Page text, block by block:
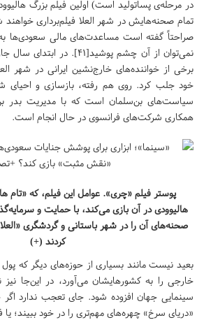
در مرحله‌ی پساتولید است) اولین فیلم بزرگ
تمام صحنه‌هایش در شهر العلا فیلم‌برداری
صراحتاً گفته است مساعدت‌های مالی سعودی‌ها
نمی‌توان از آن چشم پوشید[۴۱].
برخی از خواننده‌های خارج‌نشین ایرانی در شهر
خود جلب کرد. روی هم رفته، بازسازی و احیای
سیاست‌های بن‌سلمان است که با مدیریت بدر
همکاری شرکت‌های فرانسوی در حال انجام است.
پوستر فیلم «چری». عوامل این فیلم، که «تام
هالیوودی در آن بازی می‌کند، با حمایت و
صحنه‌های آن را در شهر باستانی و گردشگری
کردند (+)
بعید نیست مانند بسیاری از حوزه‌های دیگر که
خارجی را به کشورهایشان می‌آورد، در این‌جا نیز
سینمایی جهان افزوده شود. جای تعجب ندارد
«دریای سرخ» چهره‌های مهم‌تری را در خود ببیند؛ یا